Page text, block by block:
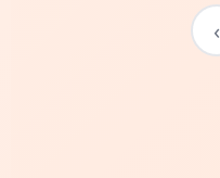
›